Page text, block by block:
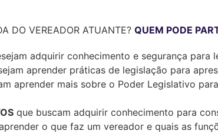
DO VEREADOR ATUANTE? QUEM PODE
adquirir conhecimento e segurança para
aprender práticas de legislação para
aprender mais sobre o Poder Legislativo
que buscam adquirir conhecimento para
o que faz um vereador e quais as